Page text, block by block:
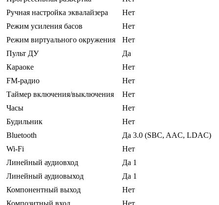
Ручная настройка эквалайзера
Нет
Режим усиления басов
Нет
Режим виртуального окружения
Нет
Пульт ДУ
Да
Караоке
Нет
FM-радио
Нет
Таймер включения/выключения
Нет
Часы
Нет
Будильник
Нет
Bluetooth
Да 3.0 (SBC, AAC, LDAC)
Wi-Fi
Нет
Линейный аудиовход
Да 1
Линейный аудиовыход
Да 1
Компонентный выход
Нет